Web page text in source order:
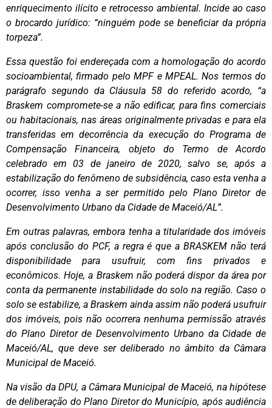
enriquecimento ilícito e retrocesso ambiental. Incide ao caso
o brocardo jurídico: “ninguém pode se beneficiar da própria
torpeza”.
Essa questão foi endereçada com a homologação do acordo
socioambiental, firmado pelo MPF e MPEAL. Nos termos do
parágrafo segundo da Cláusula 58 do referido acordo, “a
Braskem compromete-se a não edificar, para fins comerciais
ou habitacionais, nas áreas originalmente privadas e para ela
transferidas em decorrência da execução do Programa de
Compensação Financeira, objeto do Termo de Acordo
celebrado em 03 de janeiro de 2020, salvo se, após a
estabilização do fenômeno de subsidência, caso esta venha a
ocorrer, isso venha a ser permitido pelo Plano Diretor de
Desenvolvimento Urbano da Cidade de Maceió/AL”.
Em outras palavras, embora tenha a titularidade dos imóveis
após conclusão do PCF, a regra é que a BRASKEM não terá
disponibilidade para usufruir, com fins privados e
econômicos. Hoje, a Braskem não poderá dispor da área por
conta da permanente instabilidade do solo na região. Caso o
solo se estabilize, a Braskem ainda assim não poderá usufruir
dos imóveis, pois não ocorrera nenhuma permissão através
do Plano Diretor de Desenvolvimento Urbano da Cidade de
Maceió/AL, que deve ser deliberado no âmbito da Câmara
Municipal de Maceió.
Na visão da DPU, a Câmara Municipal de Maceió, na hipótese
de deliberação do Plano Diretor do Município, após audiência